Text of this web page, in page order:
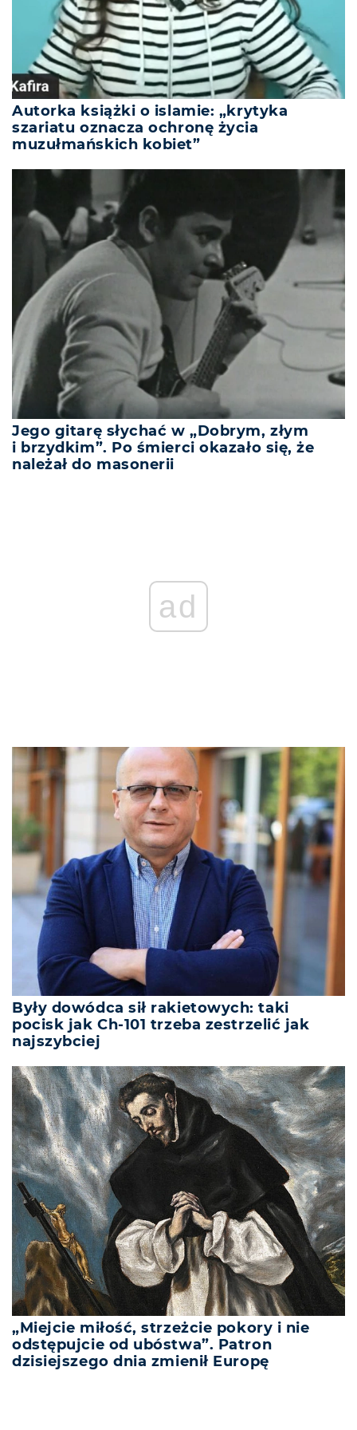
Autorka książki o islamie: „krytyka
szariatu oznacza ochronę życia
muzułmańskich kobiet”
Jego gitarę słychać w „Dobrym, złym
i brzydkim”. Po śmierci okazało się, że
należał do masonerii
ad
Były dowódca sił rakietowych: taki
pocisk jak Ch-101 trzeba zestrzelić jak
najszybciej
„Miejcie miłość, strzeżcie pokory i nie
odstępujcie od ubóstwa”. Patron
dzisiejszego dnia zmienił Europę